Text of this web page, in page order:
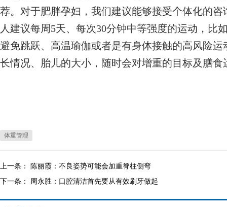
荐。对于肥胖孕妇，我们建议能够接受个体化的
人建议每周5天、每次30分钟中等强度的运动，比
避免跳跃、高温瑜伽或者是有身体接触的高风险
长情况、胎儿的大小，随时会对增重的目标及膳
体重管理
上一条：
陈丽霞：不良姿势可能会加重脊柱侧弯
下一条：
周永胜：口腔清洁首先要从有效刷牙做起